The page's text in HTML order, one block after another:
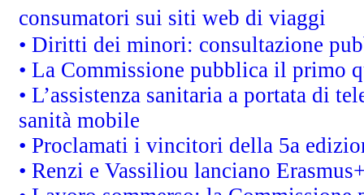
consumatori sui siti web di viaggi
• Diritti dei minori: consultazione
• La Commissione pubblica il primo
• L’assistenza sanitaria a portata di
sanità mobile
• Proclamati i vincitori della 5a
• Renzi e Vassiliou lanciano